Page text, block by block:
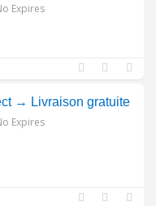
Expires
→ Livraison gratuite
Expires